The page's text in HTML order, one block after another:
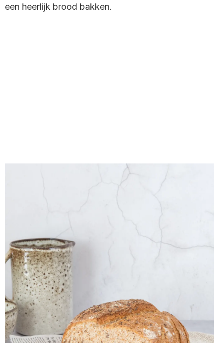
een heerlijk brood bakken.